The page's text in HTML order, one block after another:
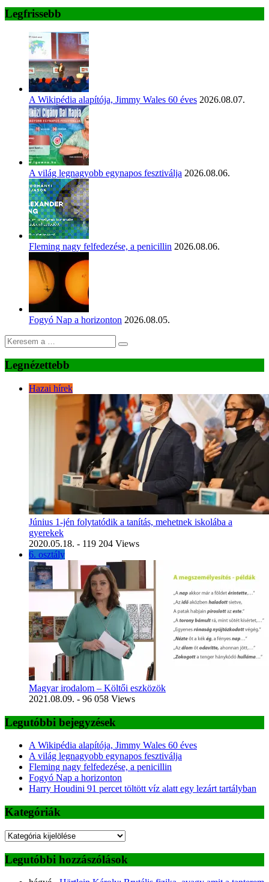
Legfrissebb
A Wikipédia alapítója, Jimmy Wales 60 éves 2026.08.07.
A világ legnagyobb egynapos fesztiválja 2026.08.06.
Fleming nagy felfedezése, a penicillin 2026.08.06.
Fogyó Nap a horizonton 2026.08.05.
Legnézettebb
Hazai hírek
Június 1-jén folytatódik a tanítás, mehetnek iskolába a
gyerekek
2020.05.18. - 119 204 Views
6. osztály
Magyar irodalom – Költői eszközök
2021.08.09. - 96 058 Views
Legutóbbi bejegyzések
A Wikipédia alapítója, Jimmy Wales 60 éves
A világ legnagyobb egynapos fesztiválja
Fleming nagy felfedezése, a penicillin
Fogyó Nap a horizonton
Harry Houdini 91 percet töltött víz alatt egy lezárt tartályban
Kategóriák
Kategóriák
Legutóbbi hozzászólások